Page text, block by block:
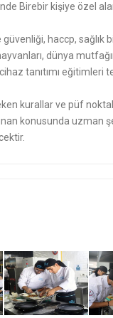
Birebir kişiye özel
güvenliği, haccp,
dünya
tanıtımı
kurallar ve püf
konusunda uzman